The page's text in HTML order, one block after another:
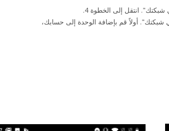
انتقل إلى الخطوة 4.
أولاً قم بإضافة الوحدة إلى حسابك،